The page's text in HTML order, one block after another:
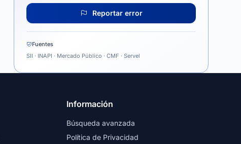
Reportar error
Fuentes
SII · INAPI · Mercado Público · CMF · Servel
Información
Búsqueda avanzada
Política de Privacidad